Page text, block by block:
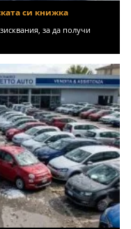
си книжка
за да получи